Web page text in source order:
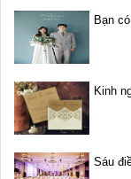
Bạn
Kinh
Sáu